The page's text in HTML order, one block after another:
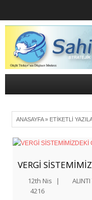
ANASAYFA» ETIKETLI
VERGİ
12th Nis | ALINTI
4216